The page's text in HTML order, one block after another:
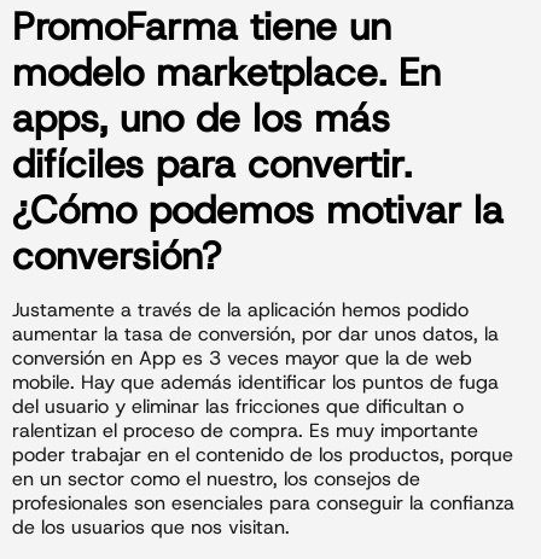
PromoFarma tiene un
modelo marketplace. En
apps, uno de los más
difíciles para convertir.
¿Cómo podemos motivar la
conversión?
Justamente a través de la aplicación hemos podido
aumentar la tasa de conversión, por dar unos datos, la
conversión en App es 3 veces mayor que la de web
mobile. Hay que además identificar los puntos de fuga
del usuario y eliminar las fricciones que dificultan o
ralentizan el proceso de compra. Es muy importante
poder trabajar en el contenido de los productos, porque
en un sector como el nuestro, los consejos de
profesionales son esenciales para conseguir la confianza
de los usuarios que nos visitan.